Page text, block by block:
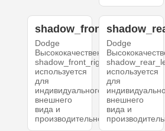
shadow_front_right
Dodge
Высококачественный
shadow_front_right
используется
для
индивидуального
внешнего
вида и
производительности.
Dodge
используется
для
внешнего
вида и